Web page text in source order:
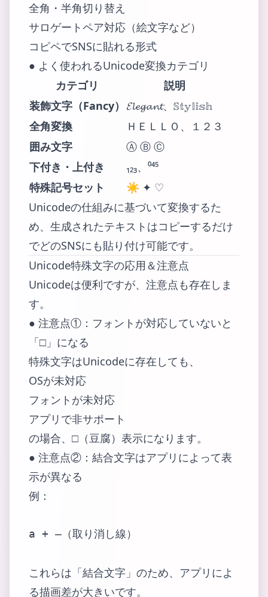
全角・半角切り替え
サロゲートペア対応（絵文字など）
コピペでSNSに貼れる形式
● よく使われるUnicode変換カテゴリ
カテゴリ
説明
装飾文字（Fancy） 𝓔𝓵𝓮𝓰𝓪𝓷𝓽、𝕊𝕥𝕪𝕝𝕚𝕤𝕙
全角変換
ＨＥＬＬＯ、１２３
囲み文字
Ⓐ Ⓑ Ⓒ
下付き・上付き
₁₂₃、⁰⁴⁵
特殊記号セット
☀︎ ✦ ♡
Unicodeの仕組みに基づいて変換するた
め、生成されたテキストはコピーするだけ
でどのSNSにも貼り付け可能です。
Unicode特殊文字の応用＆注意点
Unicodeは便利ですが、注意点も存在しま
す。
● 注意点①：フォントが対応していないと
「□」になる
特殊文字はUnicodeに存在しても、
OSが未対応
フォントが未対応
アプリで非サポート
の場合、□（豆腐）表示になります。
● 注意点②：結合文字はアプリによって表
示が異なる
例：
a + ̶（取り消し線）
これらは「結合文字」のため、アプリによ
る描画差が大きいです。